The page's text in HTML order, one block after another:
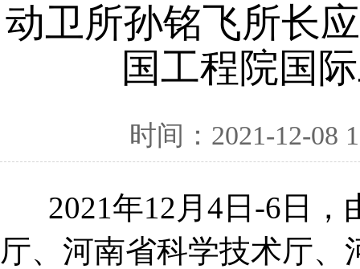
动卫所孙铭飞所长
国工程院国
时间：2021-12-08
2021年12月4日-6日
厅、河南省科学技术厅